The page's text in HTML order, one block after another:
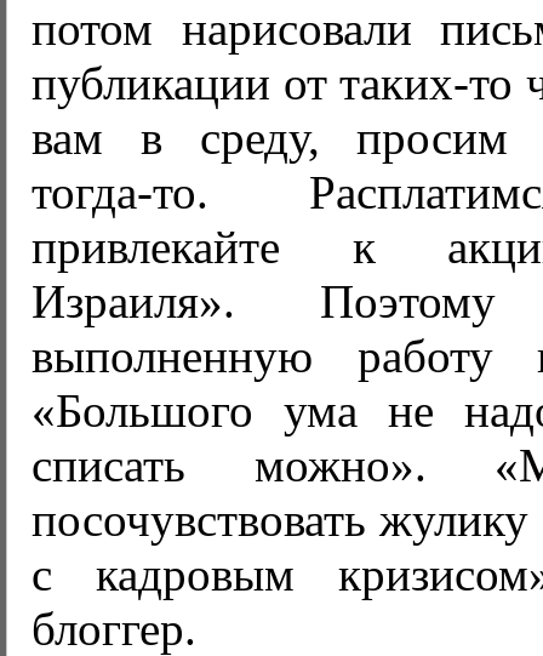
потом нарисовали
публикации от таких-то
вам в среду, просим
тогда-то.
привлекайте к
Израиля».
выполненную работу
«Большого ума не
списать можно».
посочувствовать
с кадровым
блоггер.